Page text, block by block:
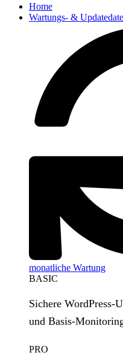
Home
Wartungs- &
monatliche Wartung
BASIC
Sichere
und
PRO